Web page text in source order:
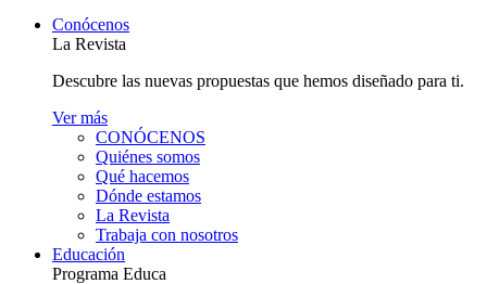
Conócenos
La Revista
Descubre las nuevas propuestas que hemos diseñado para ti.
Ver más
CONÓCENOS
Quiénes somos
Qué hacemos
Dónde estamos
La Revista
Trabaja con nosotros
Educación
Programa Educa